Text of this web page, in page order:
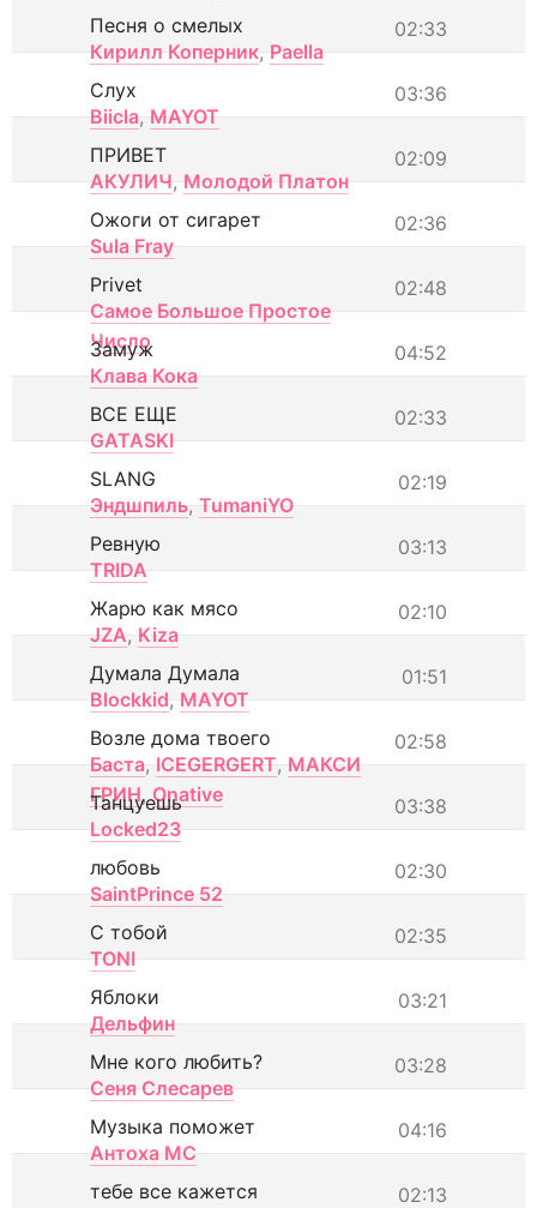
02:33
Песня о смелых
Кирилл Коперник, Paella
03:36
Слух
Biicla, MAYOT
02:09
ПРИВЕТ
АКУЛИЧ, Молодой Платон
02:36
Ожоги от сигарет
Sula Fray
02:48
Privet
Самое Большое Простое
Число
04:52
Замуж
Клава Кока
02:33
ВСЕ ЕЩЕ
GATASKI
02:19
SLANG
Эндшпиль, TumaniYO
03:13
Ревную
TRIDA
02:10
Жарю как мясо
JZA, Kiza
01:51
Думала Думала
Blockkid, MAYOT
02:58
Возле дома твоего
Баста, ICEGERGERT, МАКСИ
ГРИН, Onative 03:38
Танцуешь
Locked23
02:30
любовь
SaintPrince 52
02:35
С тобой
TONI
03:21
Яблоки
Дельфин
03:28
Мне кого любить?
Сеня Слесарев
04:16
Музыка поможет
Антоха МС
02:13
тебе все кажется